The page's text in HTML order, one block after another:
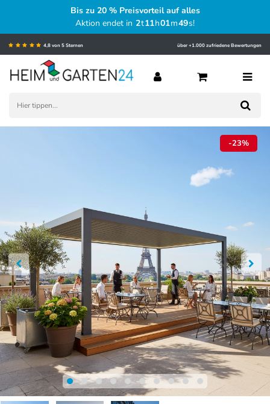
Bis zu 20 % Preisvorteil auf alles
Aktion endet in 2t11h01m48s!
4,8 von 5 Sternen über +1.000 zufriedene Bewertungen
-23%